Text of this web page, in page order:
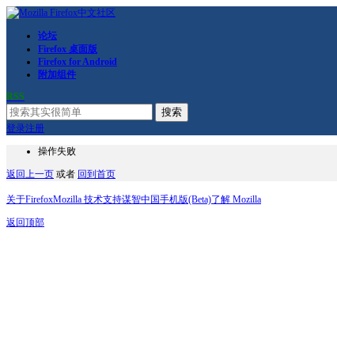
论坛
Firefox 桌面版
Firefox for Android
附加组件
RSS
搜索
登录注册
操作失败
返回上一页 或者 回到首页
关于FirefoxMozilla 技术支持谋智中国手机版(Beta)了解 Mozilla
返回顶部